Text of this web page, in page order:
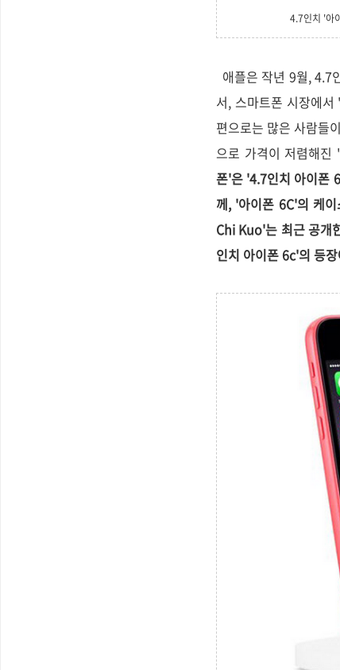
4.7인치 '아
애플은 작년 9월, 4.7
서, 스마트폰 시장에
편으로는 많은 사람들
으로 가격이 저렴해
폰'은 '4.7인치 아이폰
께, '아이폰 6C'의 케이
Chi Kuo'는 최근 공개
인치 아이폰 6c'의 등